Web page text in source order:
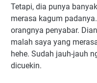
Tetapi, dia punya
merasa kagum
orangnya penyabar.
malah saya yang
hehe. Sudah jauh-jauh
dicuekin.